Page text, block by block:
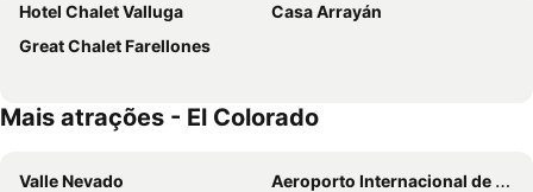
Hotel Chalet Valluga
Casa Arrayán
Great Chalet Farellones
Mais atrações - El Colorado
Valle Nevado
Aeroporto Internacional de Santiago - Aeroporto Internacional Comodoro Arturo Merino Benítez